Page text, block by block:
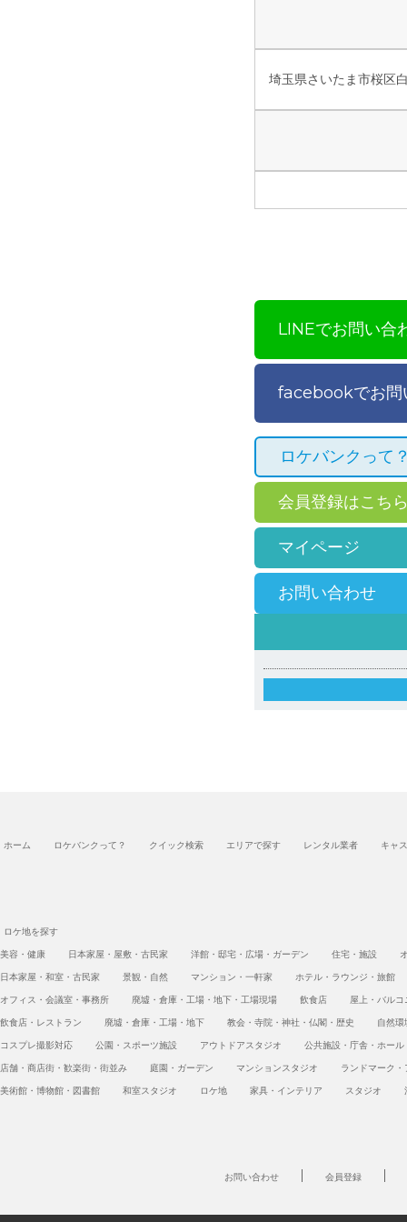
埼玉県さいたま市桜区
LINEでお問い合
facebookでお問
ロケバンクって
会員登録はこち
マイページ
お問い合わせ
ホーム ロケバンクって？ クイック検索 エリアで探す レンタル業者 キャ
ロケ地を探す
美容・健康
日本家屋・屋敷・古民家 洋館・邸宅・広場・ガーデン 住宅・施設
日本家屋・和室・古民家
景観・自然 マンション・一軒家
ホテル・ラウンジ・旅館
オフィス・会議室・事務所
廃墟・倉庫・工場・地下・工場現場 飲食店
屋上・バル
飲食店・レストラン
廃墟・倉庫・工場・地下 教会・寺院・神社・仏閣・歴史
自然環
コスプレ撮影対応
公園・スポーツ施設 アウトドアスタジオ
公共施設・庁舎・ホール
店舗・商店街・歓楽街・街並み
庭園・ガーデン マンションスタジオ
ランドマーク
美術館・博物館・図書館
和室スタジオ ロケ地 家具・インテリア スタジオ
お問い合わせ 会員登録